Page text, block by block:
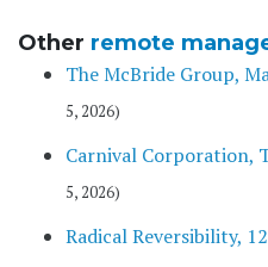
Other remote
The McBride Group,
5, 2026)
Carnival Corporation,
5, 2026)
Radical Reversibility,